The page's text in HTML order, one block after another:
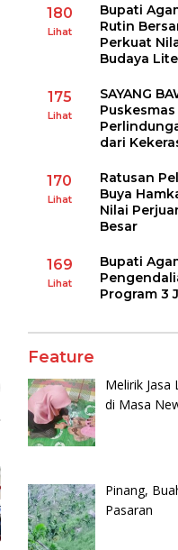
180
Lihat
Bupati
Rutin
Perkuat
Budaya
175
Lihat
SAYANG
dari
170
Lihat
Ratusan
Buya
Nilai
Besar
169
Lihat
Bupati
Program 3
Feature
Melirik Jasa
di Masa
Pinang,
Pasaran